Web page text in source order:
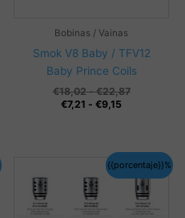
Bobinas / Vainas
Smok V8 Baby / TFV12
Baby Prince Coils
€18,02 - €22,87Rango
hasta
€22,87
€7,21 - €9,15
€7,21
hasta
€9,15
{{porcentaje}}%